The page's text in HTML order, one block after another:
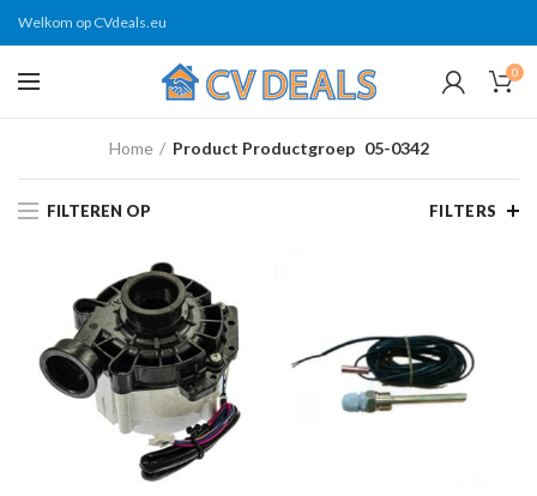
Welkom op CVdeals.eu
0
Home Product Productgroep 05-0342
FILTEREN OP FILTERS